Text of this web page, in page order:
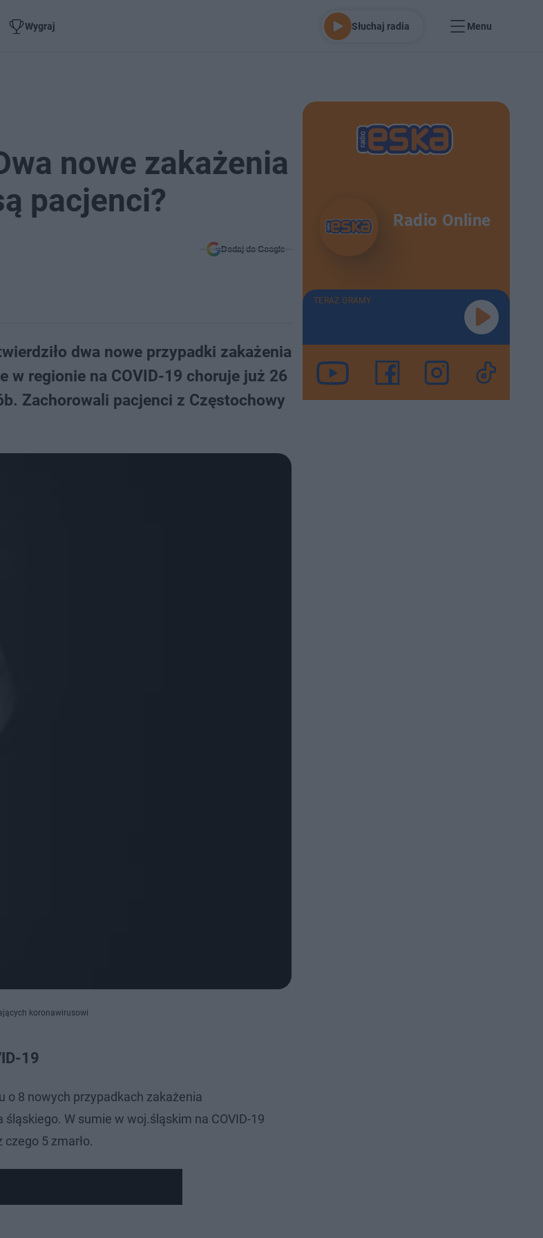
Wygraj Słuchaj radia Menu
nowe zakażenia
pacjenci?
Dodaj do Google
dwa nowe przypadki zakażenia
w regionie na COVID-19 choruje już 26
Zachorowali pacjenci z Częstochowy
koronawirusowi
19
o 8 nowych przypadkach zakażenia
W sumie w woj.śląskim na COVID-19
czego 5 zmarło.
Radio Online
TERAZ GRAMY